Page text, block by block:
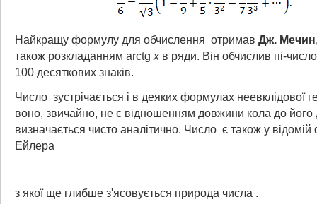
Найкращу формулу для обчислення отримав Дж. Мечин
також розкладанням arctg xв ряди. Він обчислив пі-
100 десяткових знаків.
Число зустрічається і в деяких формулах неевклідової
воно, звичайно, не є відношенням довжини кола до його
визначається чисто аналітично. Число є також у
Ейлера
з якої ще глибше з'ясовується природа числа .